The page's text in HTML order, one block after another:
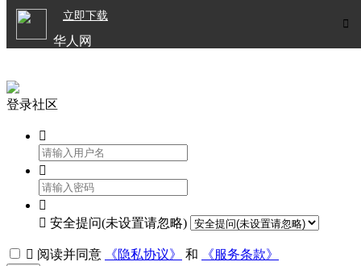

立即下载
华人网
登录社区



 安全提问(未设置请忽略)
 阅读并同意 《隐私协议》 和 《服务条款》